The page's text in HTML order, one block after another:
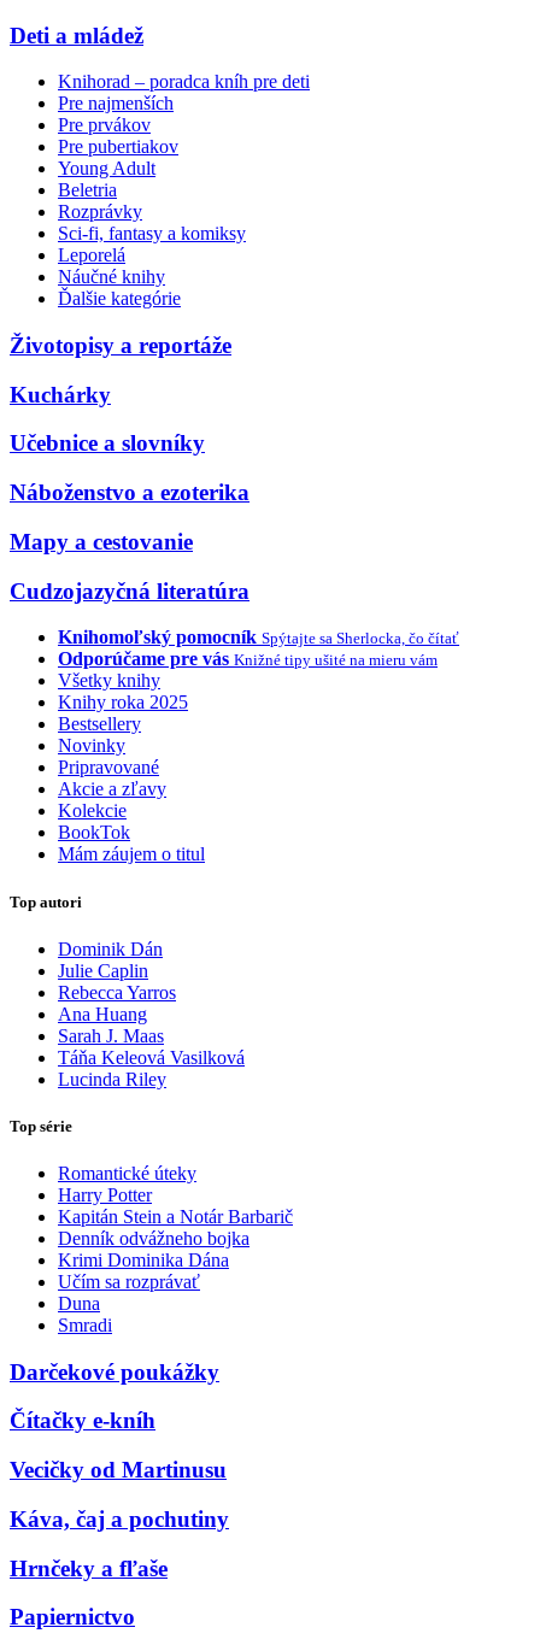
Deti a mládež
Knihorad – poradca kníh pre deti
Pre najmenších
Pre prvákov
Pre pubertiakov
Young Adult
Beletria
Rozprávky
Sci-fi, fantasy a komiksy
Leporelá
Náučné knihy
Ďalšie kategórie
Životopisy a reportáže
Kuchárky
Učebnice a slovníky
Náboženstvo a ezoterika
Mapy a cestovanie
Cudzojazyčná literatúra
Knihomoľský pomocník Spýtajte sa Sherlocka, čo čítať
Odporúčame pre vás Knižné tipy ušité na mieru vám
Všetky knihy
Knihy roka 2025
Bestsellery
Novinky
Pripravované
Akcie a zľavy
Kolekcie
BookTok
Mám záujem o titul
Top autori
Dominik Dán
Julie Caplin
Rebecca Yarros
Ana Huang
Sarah J. Maas
Táňa Keleová Vasilková
Lucinda Riley
Top série
Romantické úteky
Harry Potter
Kapitán Stein a Notár Barbarič
Denník odvážneho bojka
Krimi Dominika Dána
Učím sa rozprávať
Duna
Smradi
Darčekové poukážky
Čítačky e-kníh
Vecičky od Martinusu
Káva, čaj a pochutiny
Hrnčeky a fľaše
Papiernictvo